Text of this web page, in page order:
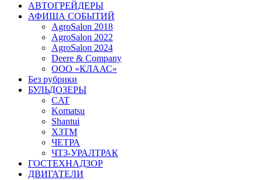
АВТОГРЕЙДЕРЫ
АФИША СОБЫТИЙ
AgroSalon 2018
AgroSalon 2022
AgroSalon 2024
Deere & Company
ООО «КЛААС»
Без рубрики
БУЛЬДОЗЕРЫ
CAT
Komatsu
Shantui
ХЗТМ
ЧЕТРА
ЧТЗ-УРАЛТРАК
ГОСТЕХНАДЗОР
ДВИГАТЕЛИ